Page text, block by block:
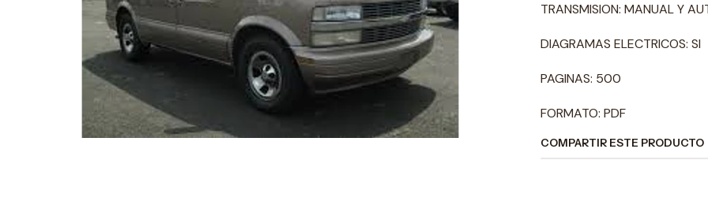
TRANSMISION: MANUAL Y
DIAGRAMAS ELECTRICOS: SI
PAGINAS: 500
FORMATO: PDF
COMPARTIR ESTE PRODUCTO